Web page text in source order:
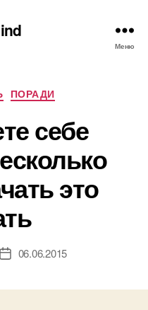
Меню
ПОРАДИ
себе
это
Дата06.06.2015